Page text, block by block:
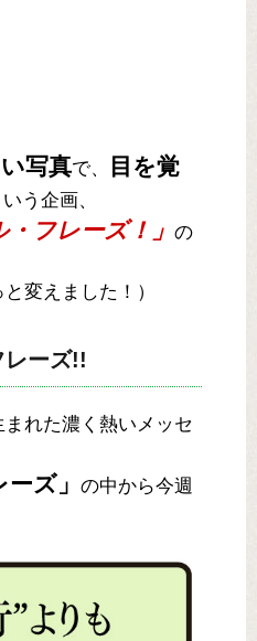
写真で、
目を覚
う企画、
・フレーズ！」 の
変えました！）
レーズ!!
れた濃く熱いメッセ
ズ」 の中から今週